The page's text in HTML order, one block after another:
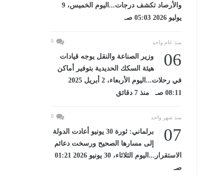
والأرصاد تكشف درجات...اليوم الخميس، 9
يوليو 2026 05:03 صـ
منذ عام واحد 0
06
وزير الصناعة والنقل يوجه قيادات
هيئة السكك الحديدية بتوفير أماكن
في رحلات...اليوم الأربعاء، 2 أبريل 2025
08:11 صـ منذ 7 دقائق
منذ شهر واحد 0
07
برلماني: ثورة 30 يونيو أعادت الدولة
إلى مسارها الصحيح ورسخت دعائم
الاستقرار...اليوم الثلاثاء، 30 يونيو 2026 01:21
صـ